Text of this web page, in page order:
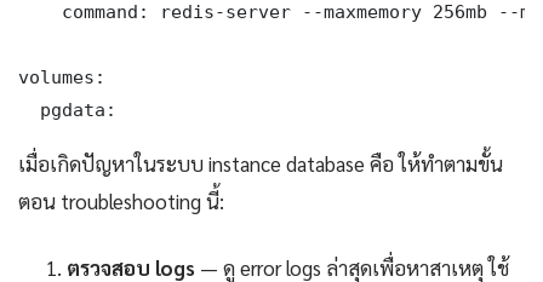
command: redis-server --maxmemory 256mb --
volumes:
  pgdata:
เมื่อเกิดปัญหาในระบบ instance database คือ ให้ทำตามขั้น
ตอน troubleshooting นี้:
ตรวจสอบ logs — ดู error logs ล่าสุดเพื่อหาสาเหตุ ใช้